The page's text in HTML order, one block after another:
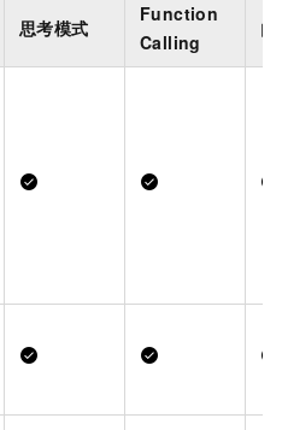
思考模式
Function
Calling